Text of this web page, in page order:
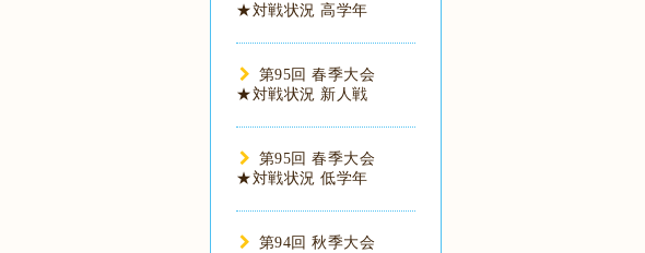
★対戦状況 高学年
第95回 春季大会
★対戦状況 新人戦
第95回 春季大会
★対戦状況 低学年
第94回 秋季大会